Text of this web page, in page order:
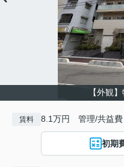
【外観
賃料 8.1万円 管理/共益費
初期